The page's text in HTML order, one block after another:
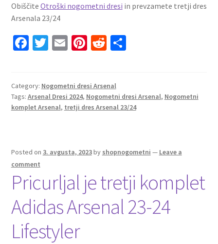
Obiščite Otroški nogometni dresi in prevzamete tretji dres
Arsenala 23/24
Fa
o
o
T
er
E
l
Pi
es
t
R
di
t
S
Category: Nogometni dresi Arsenal
Tags: Arsenal Dresi 2024, Nogometni dresi Arsenal, Nogometni
komplet Arsenal, tretji dres Arsenal 23/24
Posted on 3. avgusta, 2023by shopnogometni — Leave a
comment
Pricurljal je tretji komplet
Adidas Arsenal 23-24
Lifestyler